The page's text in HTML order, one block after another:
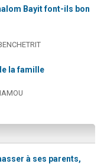
Bayit font-ils bon
la famille
à ses parents,